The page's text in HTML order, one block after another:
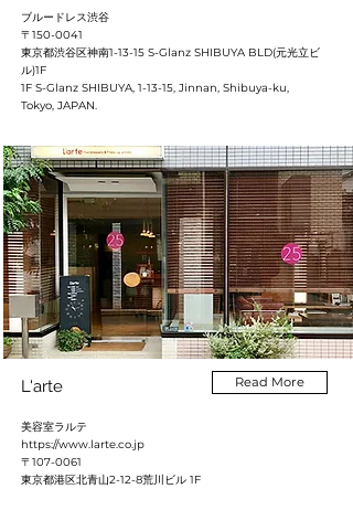
ブルードレス渋谷
〒150-0041
東京都渋谷区神南1-13-15 S-Glanz SHIBUYA BLD(元光立ビ
ル)1F
1F S-Glanz SHIBUYA, 1-13-15, Jinnan, Shibuya-ku,
Tokyo, JAPAN.
L'arte Read More
美容室ラルテ
https://www.larte.co.jp
〒107-0061
東京都港区北青山2-12-8荒川ビル 1F